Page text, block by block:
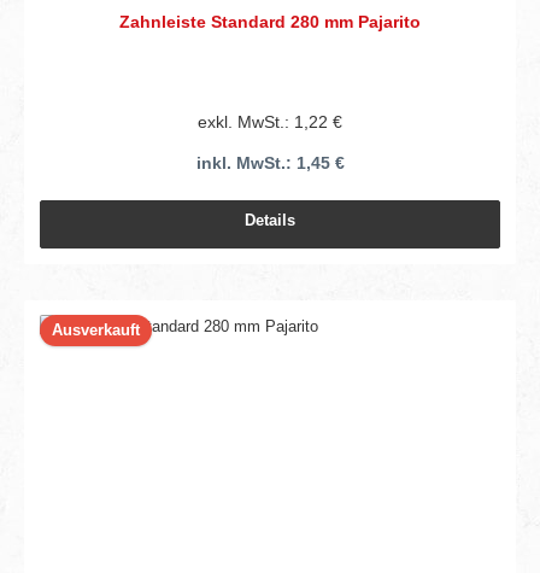
Zahnleiste Standard 280 mm Pajarito
exkl. MwSt.: 1,22 €
inkl. MwSt.: 1,45 €
Details
Ausverkauft